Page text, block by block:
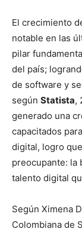
El crecimiento
notable en las
pilar
del país;
de software y
según Statista,
generado una
capacitados
digital, logro
preocupante: la
talento digital
Según Ximena
Colombiana de